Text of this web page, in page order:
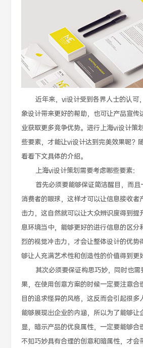
近年来，vi设计受到各界人士的认可
象设计带来更好的帮助，也可让产品宣传
业获取更多竞争优势。进行上海vi设计策
些要素，才能让vi设计达到完美效果呢？
看看下文具体的介绍。
上海vi设计策划需要考虑哪些要素：
首先必须要能够保证简洁醒目，而且
消费者的眼球，这样才可以让信息接收者
击力，这自然就可以让大众辨识度得到提
息环境当中，能够更好的进行信息的区分
烈的视觉冲击力，才会让整体设计的优势
够让人充满艺术性和创造性的价值得到更
其次必须要保证构思巧妙，同时也需
果，在使用创意方案的时候一定要注意合
目的追求怪异的风格，这反而会引起很多
能够展现出企业的内涵，所以为了能够让
显，暗示产品的优良属性，一定要能够合
不知巧妙具有合理的创意和暗属性，才会